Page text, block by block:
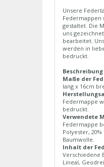
Unsere
gestaltet. Die
uns
bearbeitet.
werden in
bedruckt.
Beschreibung
Maße der
lang x 16cm
Federmappe
bedruckt.
Verwendete
Federmappe
Polyester, 20%
Baumwolle.
Inhalt der
Verschiedene
Lineal,